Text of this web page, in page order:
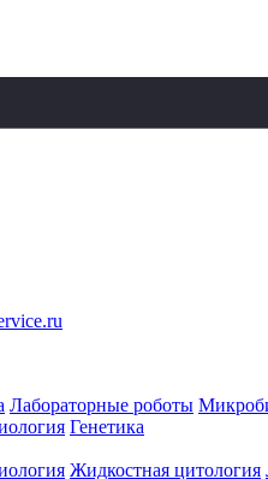
Лабораторные роботы
Генетика
Жидкостная цитология